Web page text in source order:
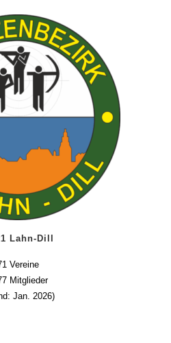
Lahn-Dill
Vereine
Mitglieder
Jan. 2026)